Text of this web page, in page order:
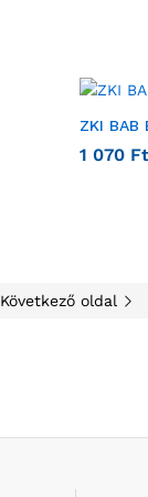
ZKI BAB
1 070 Ft
Következő oldal